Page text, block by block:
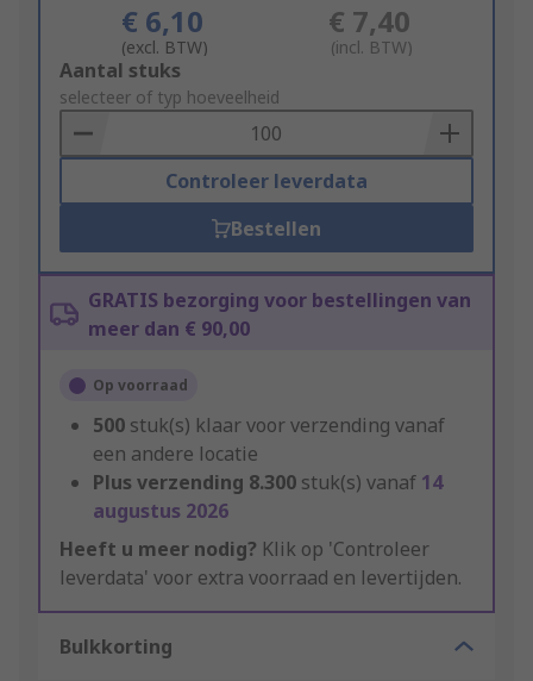
€ 6,10
(excl. BTW)
€ 7,40
(incl. BTW)
Add
to
Basket
Aantal stuks
selecteer of typ hoeveelheid
Controleer leverdata
Bestellen
GRATIS bezorging voor bestellingen van
meer dan € 90,00
Op voorraad
500 stuk(s) klaar voor verzending vanaf
een andere locatie
Plus verzending 8.300 stuk(s) vanaf 14
augustus 2026
Heeft u meer nodig? Klik op 'Controleer
leverdata' voor extra voorraad en levertijden.
Bulkkorting